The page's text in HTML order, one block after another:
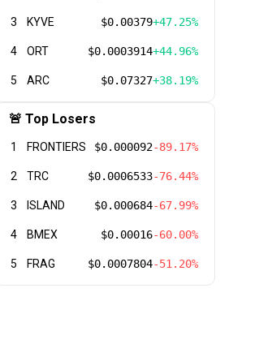
3 KYVE $0.00379+47.25%
4 ORT $0.0003914+44.96%
5 ARC $0.07327+38.19%
🚨 Top Losers
1 FRONTIERS $0.000092-89.17%
2 TRC $0.0006533-76.44%
3 ISLAND $0.000684-67.99%
4 BMEX $0.00016-60.00%
5 FRAG $0.0007804-51.20%